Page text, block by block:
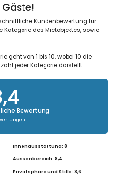
Gäste!
Kundenbewertung für
Kategorie des Mietobjektes, sowie
geht von 1 bis 10, wobei 10 die
jeder Kategorie darstellt.
Bewertung
Innenausstattung: 8
Aussenbereich: 8,4
Privatsphäre und Stille: 8,6